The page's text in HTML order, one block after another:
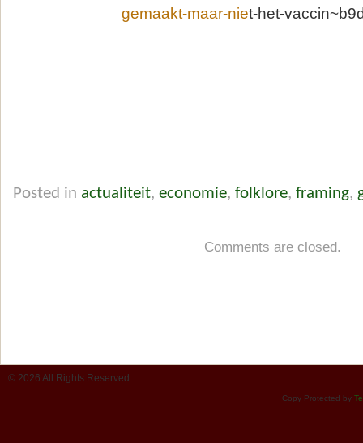
gemaakt-maar-niet-het-
Posted in actualiteit, economie, folklore, framing,
Comments are closed.
© 2026 All Rights Reserved.
Copy Protected by